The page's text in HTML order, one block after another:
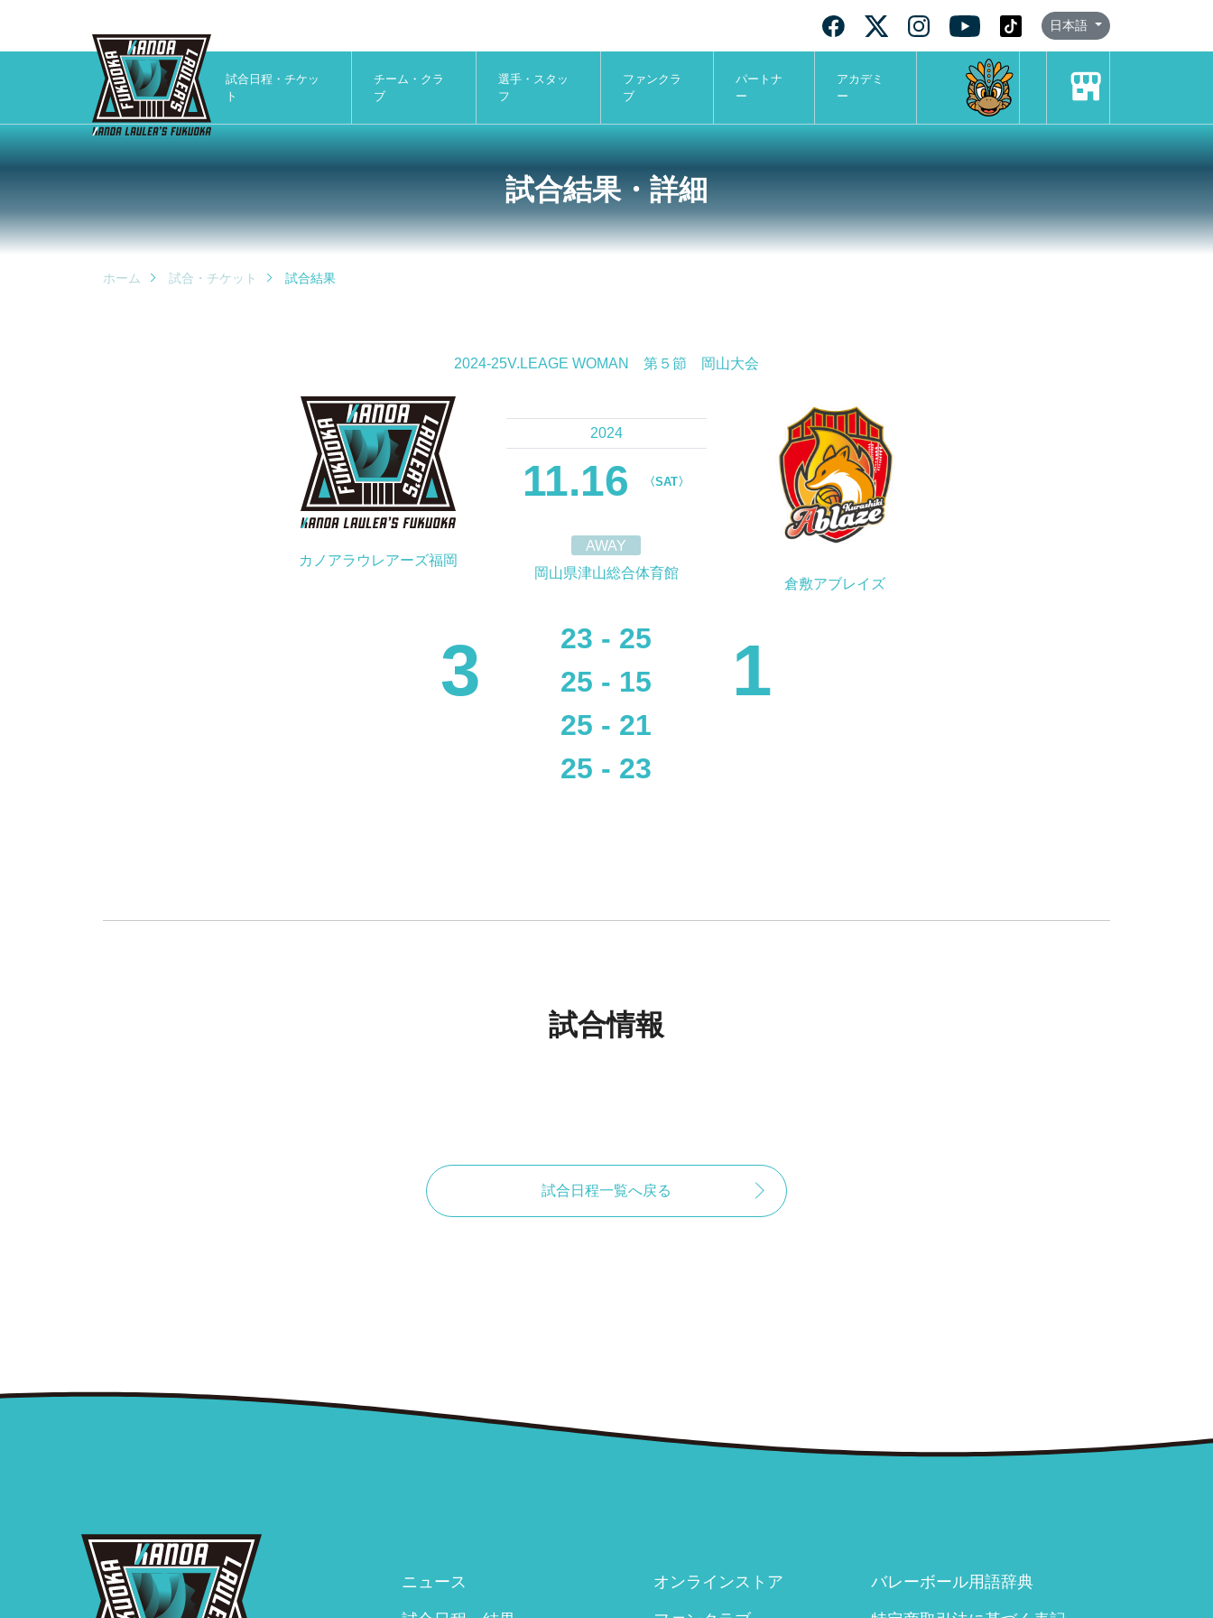
日本語
試合日程・チケッ
ト
チーム・クラ
ブ
選手・スタッ
フ
ファンクラ
ブ
パートナ
ー
アカデミ
ー
試合結果・詳細
ホーム 試合・チケット 試合結果
2024-25V.LEAGE WOMAN 第５節 岡山大会
カノアラウレアーズ福岡
2024
11.16 〈SAT〉
AWAY
岡山県津山総合体育館
倉敷アブレイズ
3
23 - 25
25 - 15
25 - 21
25 - 23
1
試合情報
試合日程一覧へ戻る
ニュース オンラインストア バレーボール用語辞典